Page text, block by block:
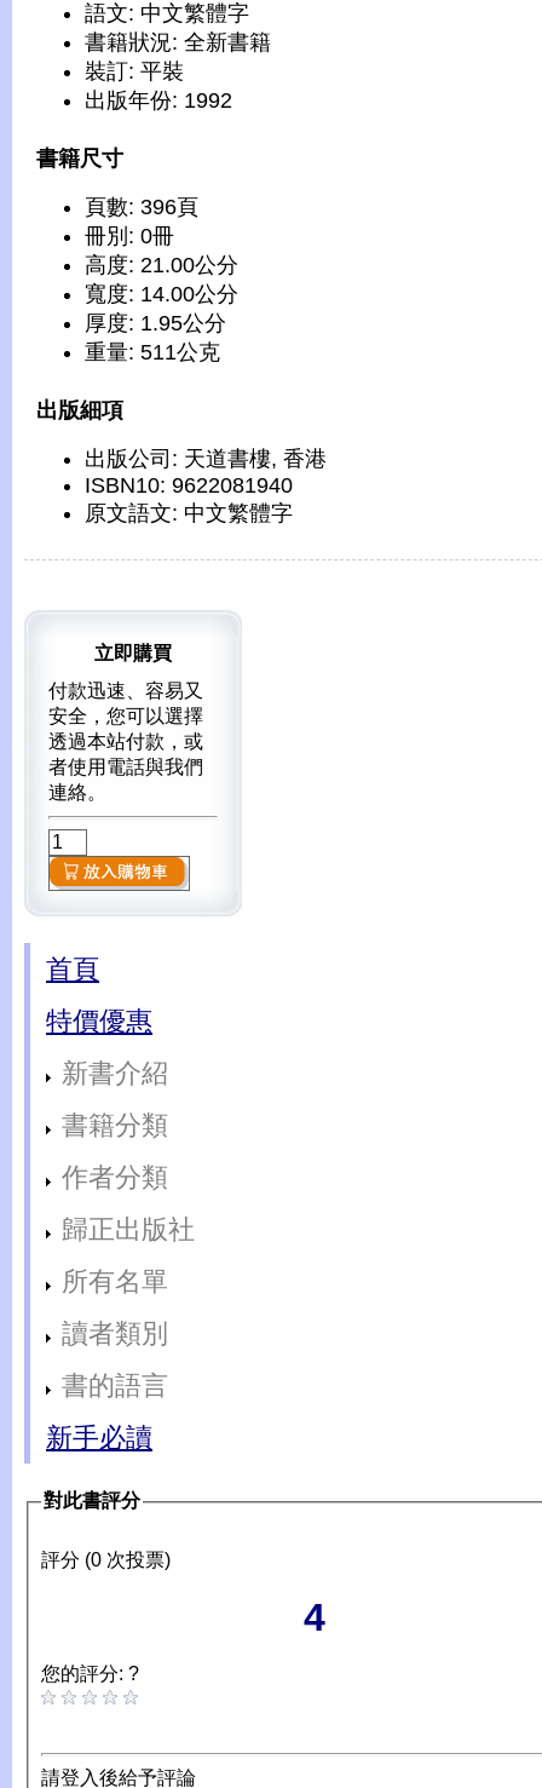
語文: 中文繁體字
書籍狀況: 全新書籍
裝訂: 平裝
出版年份: 1992
書籍尺寸
頁數: 396頁
冊別: 0冊
高度: 21.00公分
寬度: 14.00公分
厚度: 1.95公分
重量: 511公克
出版細項
出版公司: 天道書樓, 香港
ISBN10: 9622081940
原文語文: 中文繁體字
立即購買
付款迅速、容易又
安全，您可以選擇
透過本站付款，或
者使用電話與我們
連絡。
首頁
特價優惠
新書介紹
書籍分類
作者分類
歸正出版社
所有名單
讀者類別
書的語言
新手必讀
對此書評分
評分 (0 次投票)
4
您的評分: ?
請登入後給予評論